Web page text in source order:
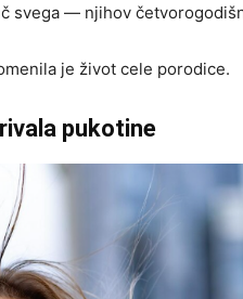
svega — njihov
je život cele porodice.
pukotine